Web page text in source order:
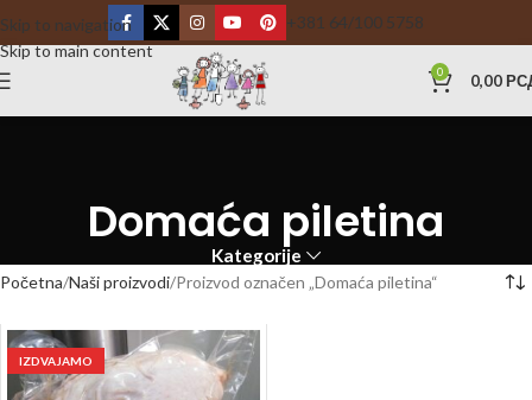
Skip to navigation
Skip to main content
+381 64/100 5758
0 0,00
Domaća piletina
Kategorije
Početna Naši proizvodi Proizvod označen „Domaća piletina“
IZDVAJAMO